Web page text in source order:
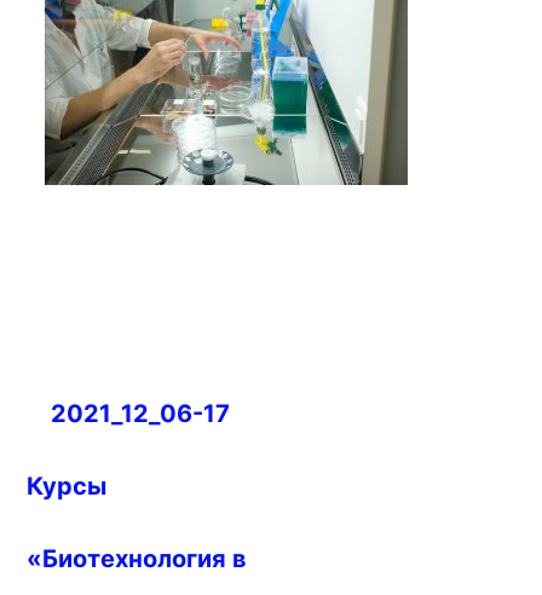
Навигация
записям
2021_12_06-17
Курсы
«Биотехнология в